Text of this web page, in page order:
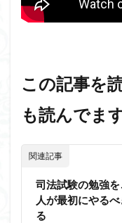
この記事を
も読んでます
関連記事
司法試験の勉強
人が最初にやる
る